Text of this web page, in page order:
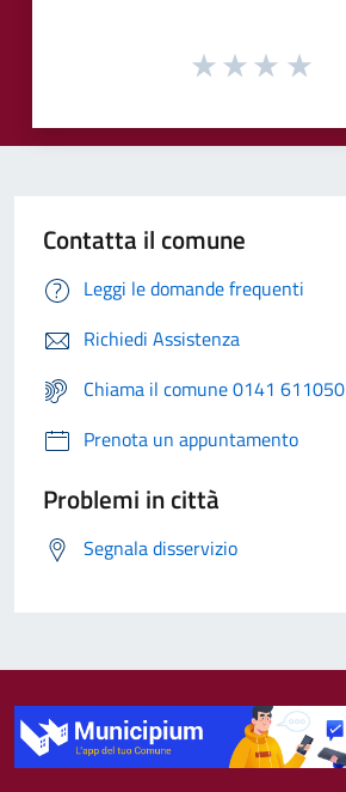
Contatta il comune
Leggi le domande frequenti
Richiedi Assistenza
Chiama il comune 0141 611050
Prenota un appuntamento
Problemi in città
Segnala disservizio